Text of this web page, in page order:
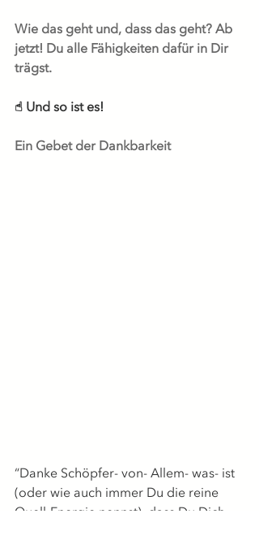
Wie das geht und, dass das geht? Ab
jetzt! Du alle Fähigkeiten dafür in Dir
trägst.
☝︎ Und so ist es!
Ein Gebet der Dankbarkeit
“Danke Schöpfer- von- Allem- was- ist
(oder wie auch immer Du die reine
Quell-Energie nennst), dass Du Dich